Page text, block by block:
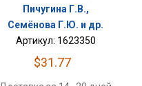
Пичугина Г.В.,
Семёнова Г.Ю. и др.
Артикул: 1623350
$31.77